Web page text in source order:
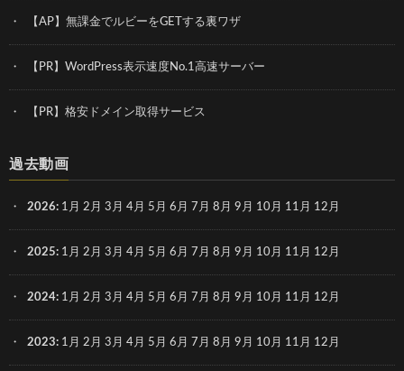
【AP】無課金でルビーをGETする裏ワザ
【PR】WordPress表示速度No.1高速サーバー
【PR】格安ドメイン取得サービス
過去動画
2026: 1月 2月 3月 4月 5月 6月 7月 8月 9月 10月 11月 12月
2025: 1月 2月 3月 4月 5月 6月 7月 8月 9月 10月 11月 12月
2024: 1月 2月 3月 4月 5月 6月 7月 8月 9月 10月 11月 12月
2023: 1月 2月 3月 4月 5月 6月 7月 8月 9月 10月 11月 12月